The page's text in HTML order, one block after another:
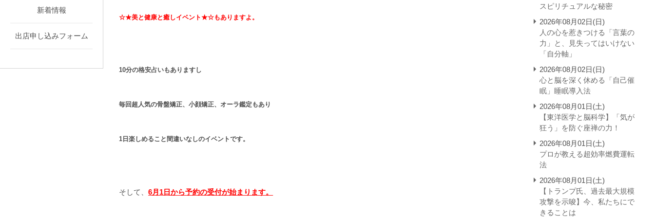
新着情報
出店申し込みフォーム
☆★美と健康と癒しイベント★☆もありますよ。
10分の格安占いもありますし
毎回超人気の骨盤矯正、小顔矯正、オーラ鑑定もあり
1日楽しめること間違いなしのイベントです。
そして、6月1日から予約の受付が始まります。
スピリチュアルな秘密
2026年08月02日(日)
人の心を惹きつける「言葉の
力」と、見失ってはいけない
「自分軸」
2026年08月02日(日)
心と脳を深く休める「自己催
眠」睡眠導入法
2026年08月01日(土)
【東洋医学と脳科学】「気が
狂う」を防ぐ座禅の力！
2026年08月01日(土)
プロが教える超効率燃費運転
法
2026年08月01日(土)
【トランプ氏、過去最大規模
攻撃を示唆】今、私たちにで
きることは